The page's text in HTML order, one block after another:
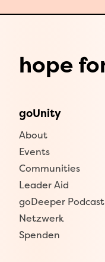
hope
goUnity
About
Events
Communities
Leader Aid
goDeeper Podcast
Netzwerk
Spenden